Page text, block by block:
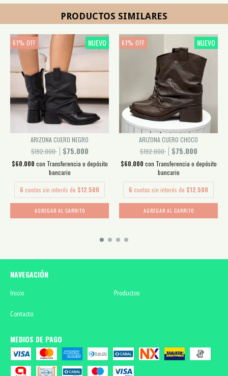
PRODUCTOS SIMILARES
61% OFF NUEVO
ARIZONA CUERO NEGRO
$192.000
$75.000
$60.000 con Transferencia o depósito
bancario
6 cuotas sin interés de $12.500
AGREGAR AL CARRITO
61% OFF NUEVO
ARIZONA CUERO CHOCO
$192.000
$75.000
$60.000 con Transferencia o depósito
bancario
6 cuotas sin interés de $12.500
AGREGAR AL CARRITO
NAVEGACIÓN
Inicio Productos
Contacto
MEDIOS DE PAGO